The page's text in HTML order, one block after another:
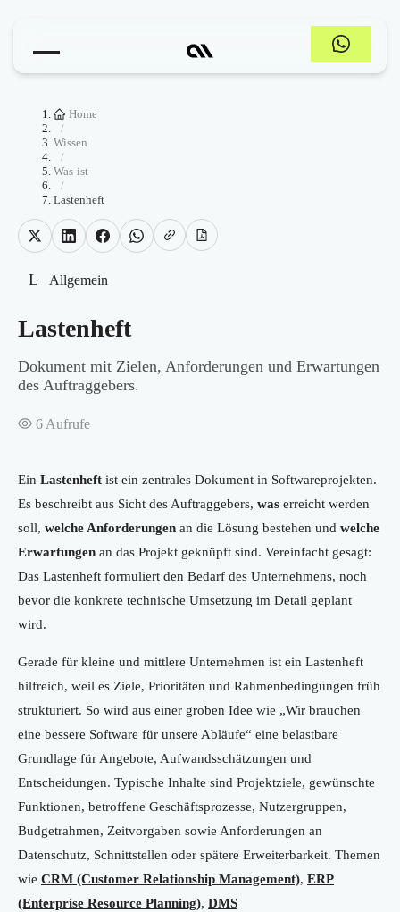
Home
/
Wissen
/
Was-ist
/
Lastenheft
L Allgemein
Lastenheft
Dokument mit Zielen, Anforderungen und Erwartungen
des Auftraggebers.
6 Aufrufe
Ein Lastenheft ist ein zentrales Dokument in Softwareprojekten.
Es beschreibt aus Sicht des Auftraggebers, was erreicht werden
soll, welche Anforderungen an die Lösung bestehen und welche
Erwartungen an das Projekt geknüpft sind. Vereinfacht gesagt:
Das Lastenheft formuliert den Bedarf des Unternehmens, noch
bevor die konkrete technische Umsetzung im Detail geplant
wird.
Gerade für kleine und mittlere Unternehmen ist ein Lastenheft
hilfreich, weil es Ziele, Prioritäten und Rahmenbedingungen früh
strukturiert. So wird aus einer groben Idee wie „Wir brauchen
eine bessere Software für unsere Abläufe“ eine belastbare
Grundlage für Angebote, Aufwandsschätzungen und
Entscheidungen. Typische Inhalte sind Projektziele, gewünschte
Funktionen, betroffene Geschäftsprozesse, Nutzergruppen,
Budgetrahmen, Zeitvorgaben sowie Anforderungen an
Datenschutz, Schnittstellen oder spätere Erweiterbarkeit. Themen
wie CRM (Customer Relationship Management), ERP
(Enterprise Resource Planning), DMS